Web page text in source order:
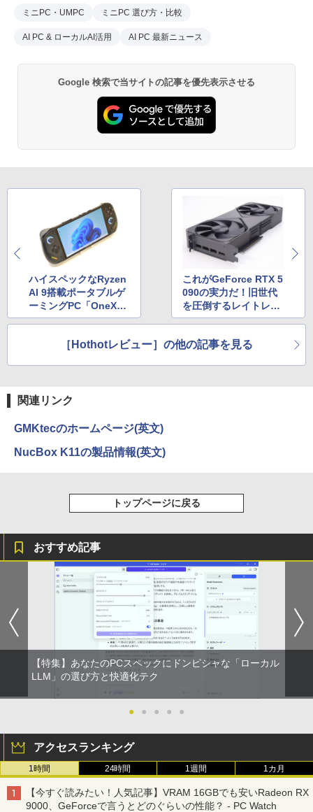
ミニPC・UMPC ミニPC 選び方・比較
AI PC & ローカルAI活用 AI PC 最新ニュース
Google 検索で当サイトの記事を優先表示させる
ハイスペックなRyzen
AI 9搭載ポータブルゲ
ーミングPC「OneXFl
y F1 Pro」
これがGeForce RTX 5
090の実力だ！旧世代
を圧倒するレイトレ性
能を体感せよ
［Hothotレビュー］の他の記事を見る
関連リンク
GMKtecのホームページ(英文)
NucBox K11の製品情報(英文)
トップページに戻る
おすすめ記事
【特集】あなたのPCスペックにドンピシャな「ローカル
LLM」の選び方と快適化テク
● ● ● ● ●
アクセスランキング
1時間 24時間 1週間 1カ月
【今すぐ読みたい！人気記事】VRAM 16GBでも安いRadeon RX
9000、GeForceで言うとどのぐらいの性能？ - PC Watch